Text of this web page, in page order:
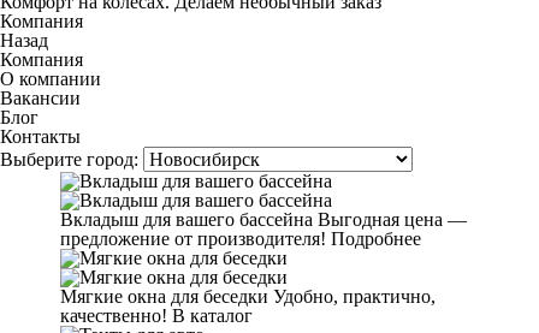
Компания
Назад
Компания
О компании
Вакансии
Блог
Контакты
Выберите город:
Вкладыш для вашего бассейна Выгодная цена —
предложение от производителя! Подробнее
Мягкие окна для беседки Удобно, практично,
качественно! В каталог